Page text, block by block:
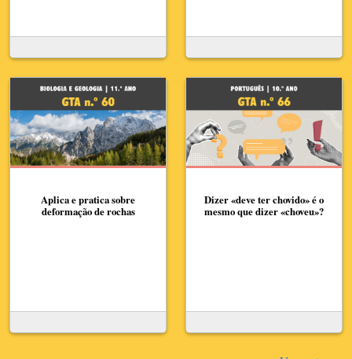
Aplica e pratica sobre
deformação de rochas
Dizer «deve ter chovido» é o
mesmo que dizer «choveu»?